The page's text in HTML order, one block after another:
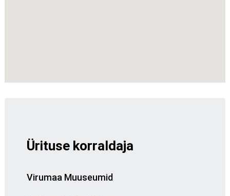
Ürituse korraldaja
Virumaa Muuseumid